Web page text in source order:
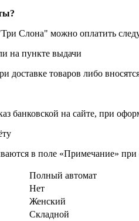
Слона" можно оплатить
на пункте выдачи
доставке товаров либо
банковской на сайте, при
в поле «Примечание»
Полный автомат
Нет
Женский
Складной